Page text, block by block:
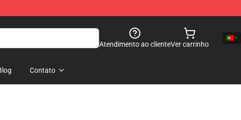
Atendimento ao clienteVer carrinho
Contato